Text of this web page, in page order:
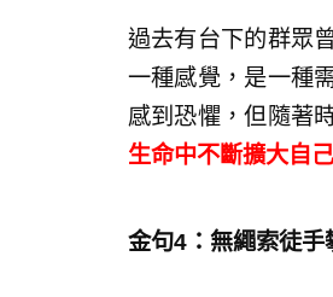
過去有台下的群眾
一種感覺，是一種
感到恐懼，但隨著
生命中不斷擴大自
金句4： 無繩索徒手